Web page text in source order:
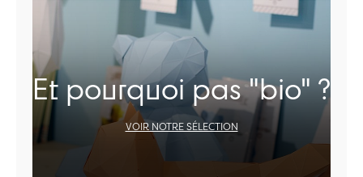
Et pourquoi pas "bio" ?
VOIR NOTRE SÉLECTION